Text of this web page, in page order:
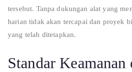
tersebut. Tanpa dukungan alat yang
harian tidak akan tercapai dan proyek
yang telah ditetapkan.
Standar Keamanan